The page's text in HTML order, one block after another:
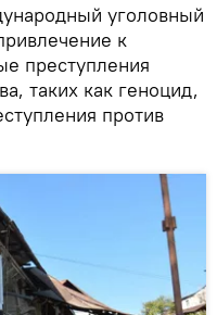
уголовный
к
преступления
таких как геноцид,
против